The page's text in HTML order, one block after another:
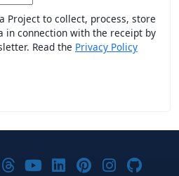
Project to collect, process, store
in connection with the receipt by
Read the Privacy Policy
Facebook
on Xon Bluesky
Joomla! on Threads
Joomla! on
Joomla! on
Joomla! on
Joomla!